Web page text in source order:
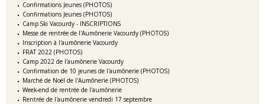
Confirmations Jeunes (PHOTOS)
Confirmations Jeunes (PHOTOS)
Camp Ski Vacourdy - INSCRIPTIONS
Messe de rentrée de l'Aumônerie Vacourdy (PHOTOS)
Inscription à l'aumônerie Vacourdy
FRAT 2022 (PHOTOS)
Camp 2022 de l'aumônerie Vacourdy
Confirmation de 10 jeunes de l'aumônerie (PHOTOS)
Marché de Noël de l'Aumônerie (PHOTOS)
Week-end de rentrée de l'aumônerie
Rentrée de l'aumônerie vendredi 17 septembre